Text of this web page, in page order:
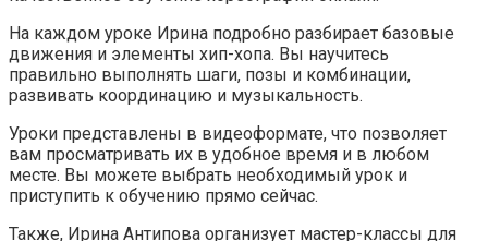
На каждом уроке Ирина подробно разбирает базовые
движения и элементы хип-хопа. Вы научитесь
правильно выполнять шаги, позы и комбинации,
развивать координацию и музыкальность.
Уроки представлены в видеоформате, что позволяет
вам просматривать их в удобное время и в любом
месте. Вы можете выбрать необходимый урок и
приступить к обучению прямо сейчас.
Также, Ирина Антипова организует мастер-классы для